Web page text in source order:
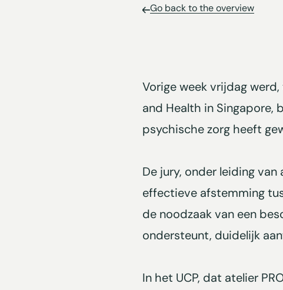
Go back to the overview
Vorige week vrijdag
and Health in Singapore,
psychische zorg heeft
De jury, onder leiding
effectieve afstemming
de noodzaak van een
ondersteunt, duidelijk
In het UCP, dat atelier